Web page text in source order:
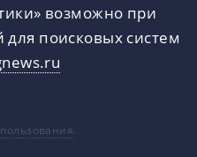
возможно при
поисковых систем
.